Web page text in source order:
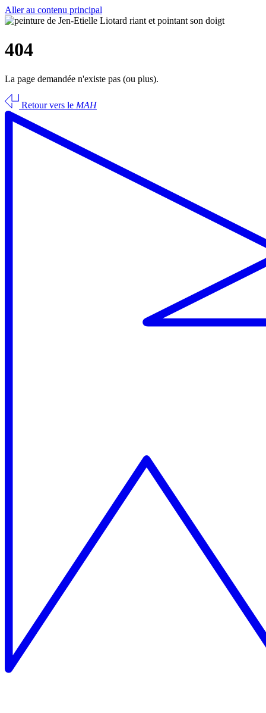
Aller au contenu principal
404
La page demandée n'existe pas (ou plus).
Retour vers le MAH